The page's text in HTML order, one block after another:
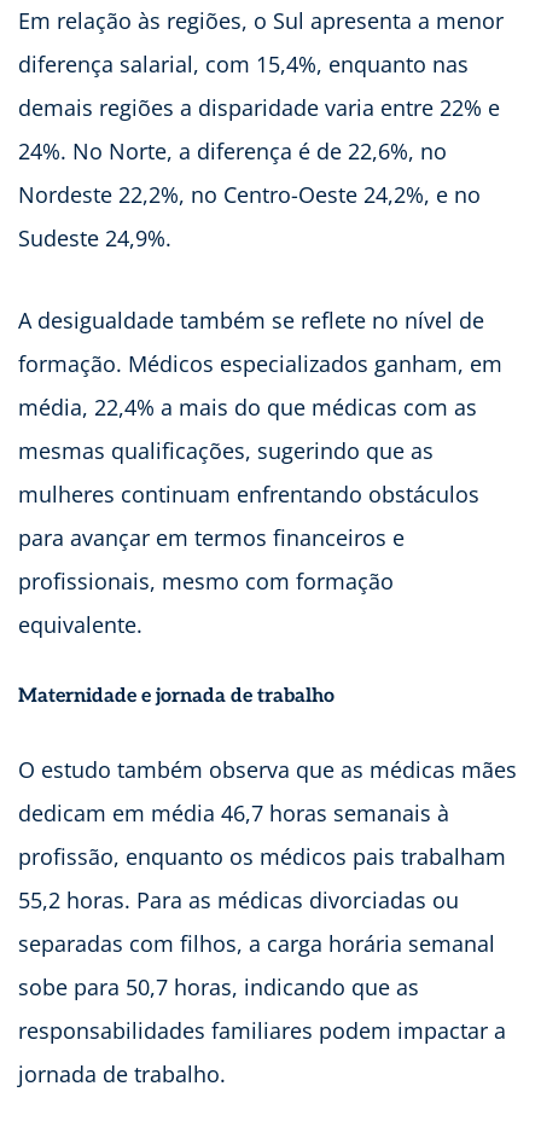
Em relação às regiões, o Sul apresenta a menor
diferença salarial, com 15,4%, enquanto nas
demais regiões a disparidade varia entre 22% e
24%. No Norte, a diferença é de 22,6%, no
Nordeste 22,2%, no Centro-Oeste 24,2%, e no
Sudeste 24,9%.
A desigualdade também se reflete no nível de
formação. Médicos especializados ganham, em
média, 22,4% a mais do que médicas com as
mesmas qualificações, sugerindo que as
mulheres continuam enfrentando obstáculos
para avançar em termos financeiros e
profissionais, mesmo com formação
equivalente.
Maternidade e jornada de trabalho
O estudo também observa que as médicas mães
dedicam em média 46,7 horas semanais à
profissão, enquanto os médicos pais trabalham
55,2 horas. Para as médicas divorciadas ou
separadas com filhos, a carga horária semanal
sobe para 50,7 horas, indicando que as
responsabilidades familiares podem impactar a
jornada de trabalho.